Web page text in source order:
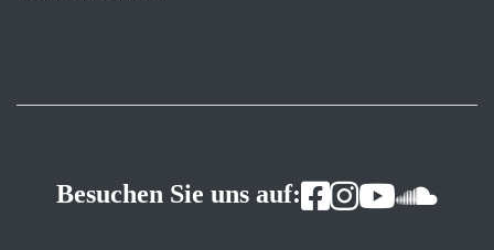
Besuchen Sie uns auf: